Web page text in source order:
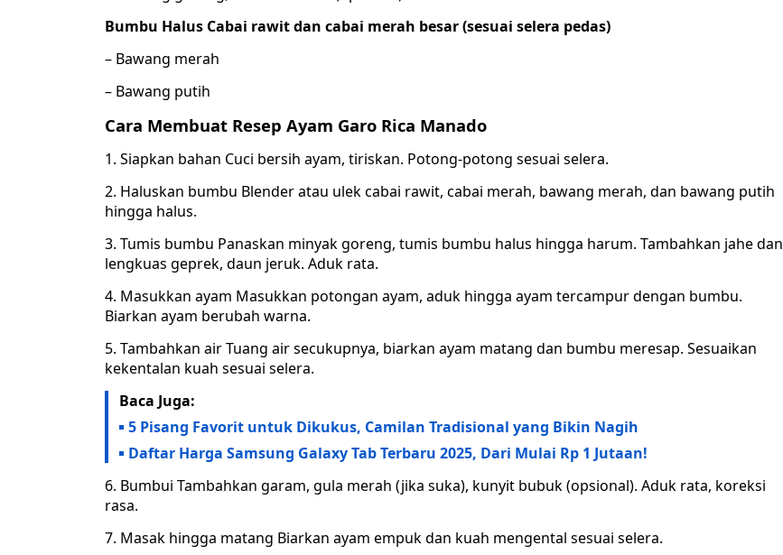
Bumbu Halus Cabai rawit dan cabai merah besar (sesuai selera pedas)
– Bawang merah
– Bawang putih
Cara Membuat Resep Ayam Garo Rica Manado
1. Siapkan bahan Cuci bersih ayam, tiriskan. Potong-potong sesuai selera.
2. Haluskan bumbu Blender atau ulek cabai rawit, cabai merah, bawang merah, dan bawang putih
hingga halus.
3. Tumis bumbu Panaskan minyak goreng, tumis bumbu halus hingga harum. Tambahkan jahe dan
lengkuas geprek, daun jeruk. Aduk rata.
4. Masukkan ayam Masukkan potongan ayam, aduk hingga ayam tercampur dengan bumbu.
Biarkan ayam berubah warna.
5. Tambahkan air Tuang air secukupnya, biarkan ayam matang dan bumbu meresap. Sesuaikan
kekentalan kuah sesuai selera.
Baca Juga:
5 Pisang Favorit untuk Dikukus, Camilan Tradisional yang Bikin Nagih
Daftar Harga Samsung Galaxy Tab Terbaru 2025, Dari Mulai Rp 1 Jutaan!
6. Bumbui Tambahkan garam, gula merah (jika suka), kunyit bubuk (opsional). Aduk rata, koreksi
rasa.
7. Masak hingga matang Biarkan ayam empuk dan kuah mengental sesuai selera.